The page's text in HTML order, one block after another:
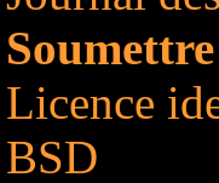
Licence
BSD